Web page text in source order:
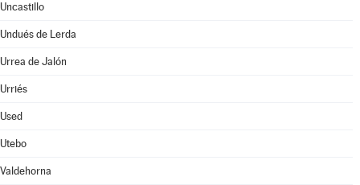
Uncastillo
Undués de Lerda
Urrea de Jalón
Urriés
Used
Utebo
Valdehorna